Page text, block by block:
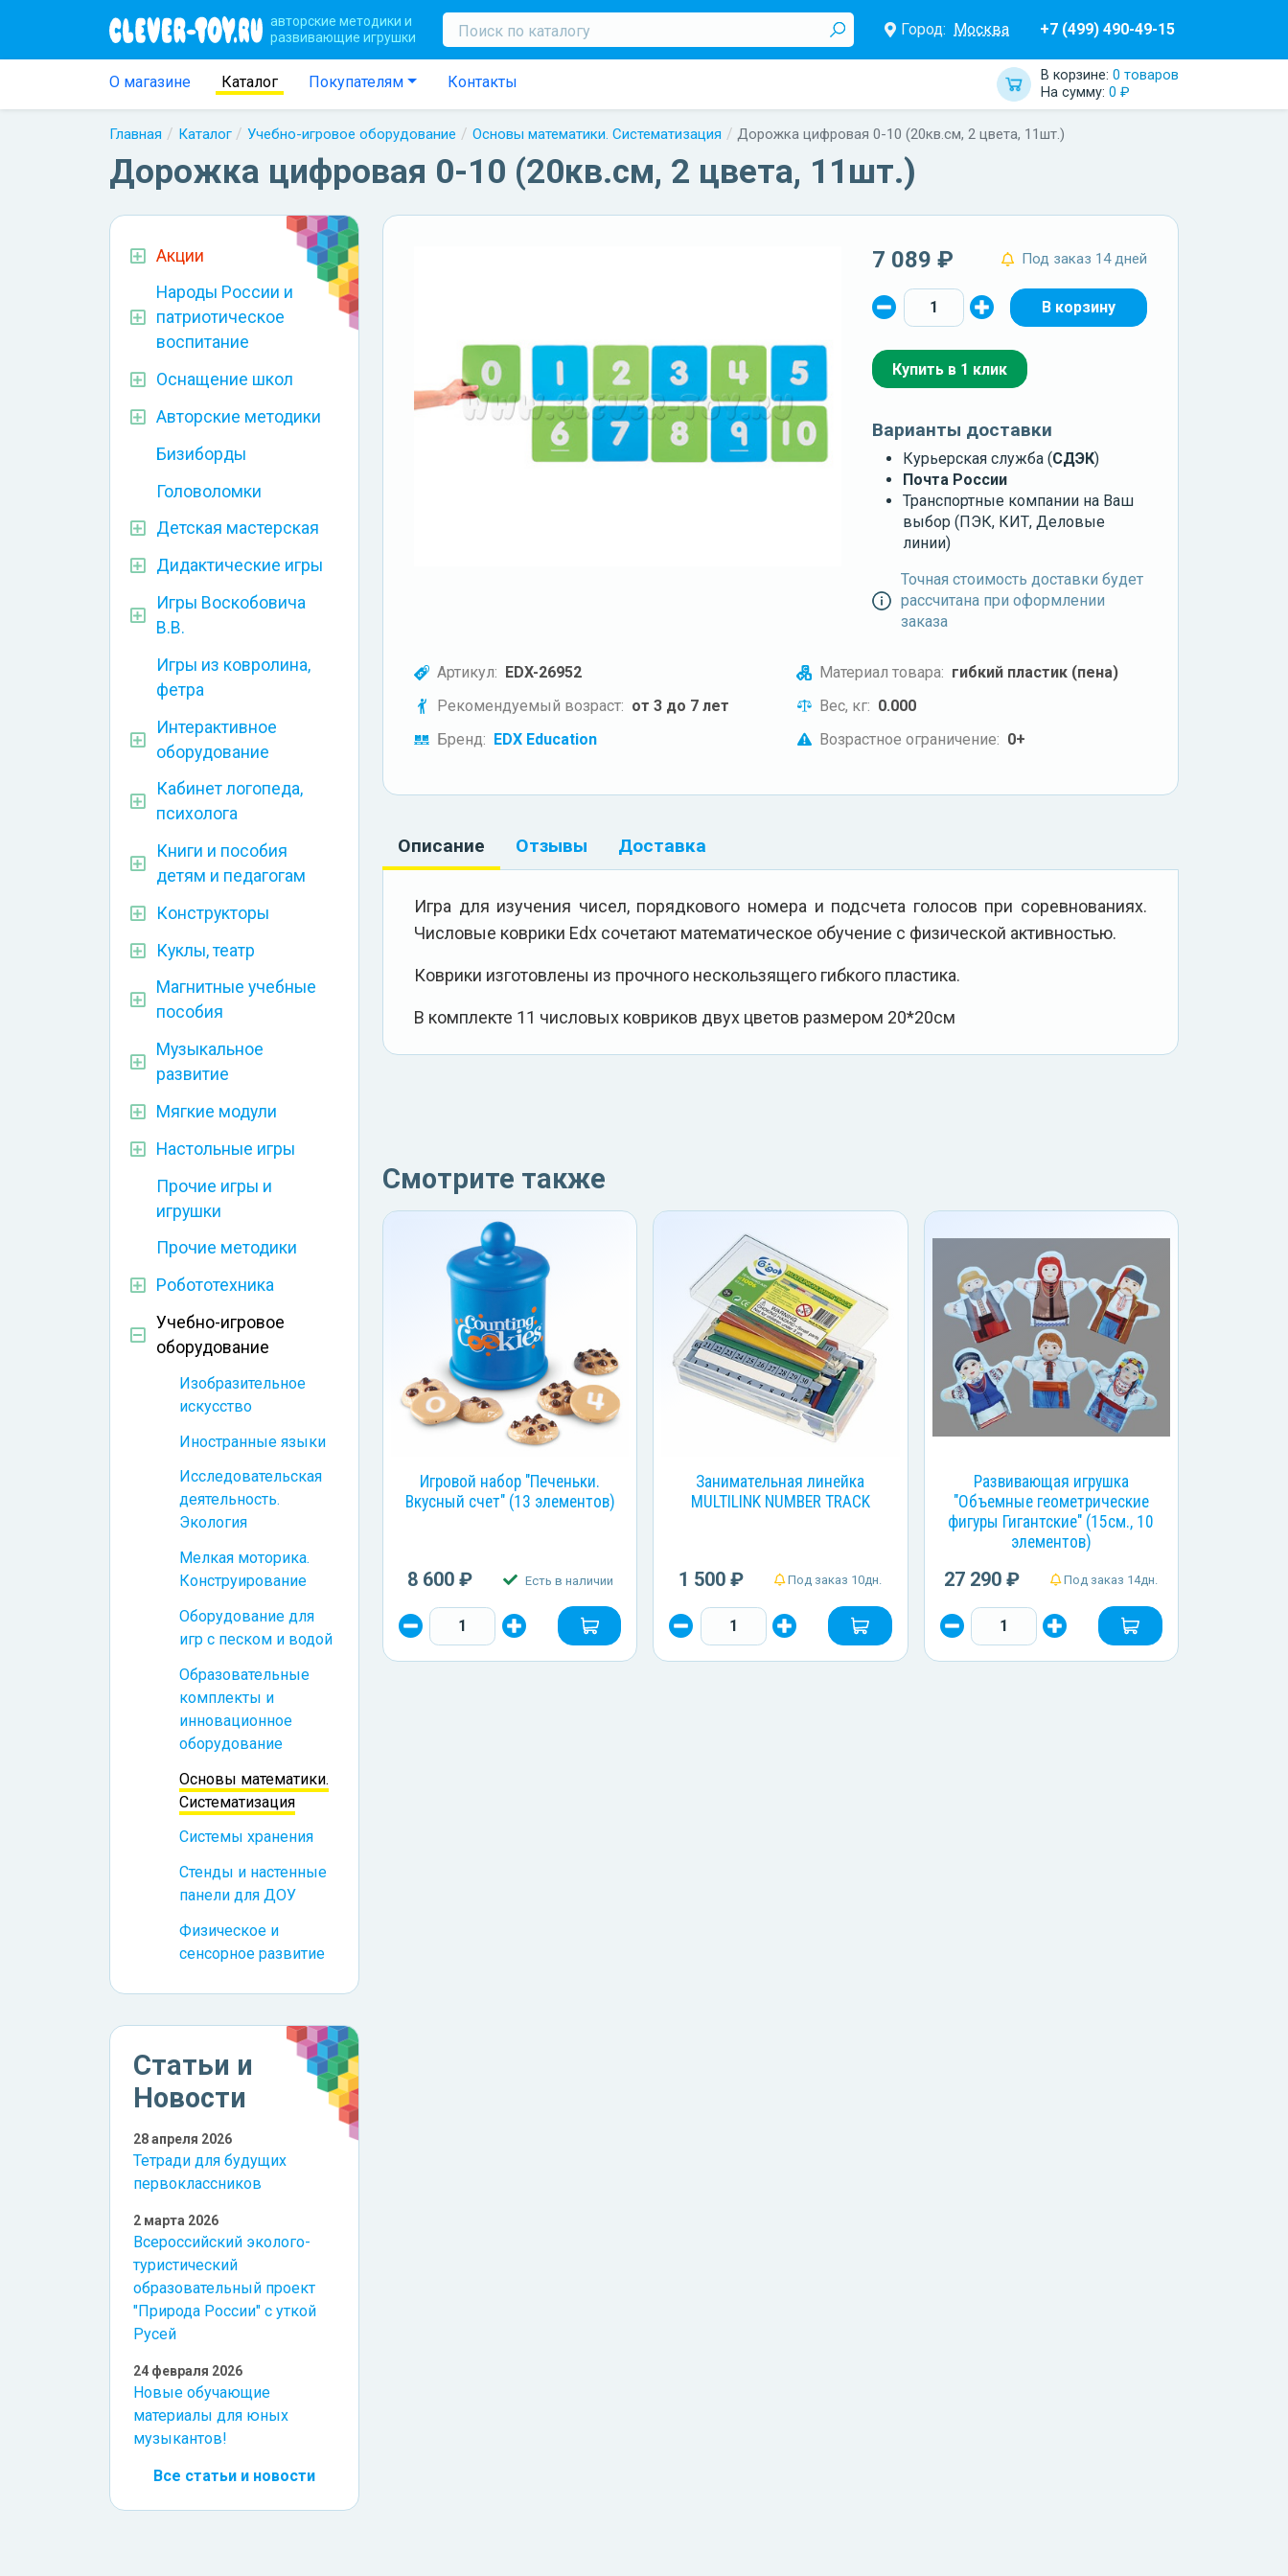
авторские методики и
развивающие игрушки
Город: Москва +7 (499) 490-49-15
О магазине Каталог Покупателям Контакты В корзине: 0 товаров
На сумму: 0 ₽
Главная Каталог Учебно-игровое оборудование Основы математики. Систематизация Дорожка цифровая 0-10 (20кв.см, 2 цвета, 11шт.)
Дорожка цифровая 0-10 (20кв.см, 2 цвета, 11шт.)
Акции
Народы России и
патриотическое
воспитание
Оснащение школ
Авторские методики
Бизиборды
Головоломки
Детская мастерская
Дидактические игры
Игры Воскобовича
В.В.
Игры из ковролина,
фетра
Интерактивное
оборудование
Кабинет логопеда,
психолога
Книги и пособия
детям и педагогам
Конструкторы
Куклы, театр
Магнитные учебные
пособия
Музыкальное
развитие
Мягкие модули
Настольные игры
Прочие игры и
игрушки
Прочие методики
Робототехника
Учебно-игровое
оборудование
Изобразительное
искусство
Иностранные языки
Исследовательская
деятельность.
Экология
Мелкая моторика.
Конструирование
Оборудование для
игр с песком и водой
Образовательные
комплекты и
инновационное
оборудование
Основы математики.
Систематизация
Системы хранения
Стенды и настенные
панели для ДОУ
Физическое и
сенсорное развитие
Статьи и
Новости
28 апреля 2026
Тетради для будущих
первоклассников
2 марта 2026
Всероссийский эколого-
туристический
образовательный проект
"Природа России" с уткой
Русей
24 февраля 2026
Новые обучающие
материалы для юных
музыкантов!
Все статьи и новости
7 089 ₽ Под заказ 14 дней
Купить в 1 клик
Варианты доставки
Курьерская служба (СДЭК)
Почта России
Транспортные компании на Ваш
выбор (ПЭК, КИТ, Деловые
линии)
Точная стоимость доставки будет
рассчитана при оформлении
заказа
Артикул: EDX-26952
Рекомендуемый возраст: от 3 до 7 лет
Бренд: EDX Education
Материал товара: гибкий пластик (пена)
Вес, кг: 0.000
Возрастное ограничение: 0+
Описание Отзывы Доставка
Игра для изучения чисел, порядкового номера и подсчета голосов при соревнованиях.
Числовые коврики Edx сочетают математическое обучение с физической активностью.
Коврики изготовлены из прочного нескользящего гибкого пластика.
В комплекте 11 числовых ковриков двух цветов размером 20*20см
Смотрите также
Игровой набор "Печеньки.
Вкусный счет" (13 элементов)
8 600 ₽ Есть в наличии
Занимательная линейка
MULTILINK NUMBER TRACK
1 500 ₽ Под заказ 10дн.
Развивающая игрушка
"Объемные геометрические
фигуры Гигантские" (15см., 10
элементов)
27 290 ₽ Под заказ 14дн.